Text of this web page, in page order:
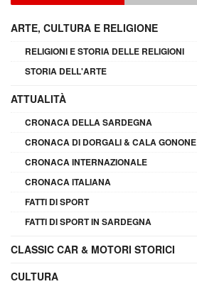
ARTE, CULTURA E RELIGIONE
RELIGIONI E STORIA DELLE RELIGIONI
STORIA DELL'ARTE
ATTUALITÀ
CRONACA DELLA SARDEGNA
CRONACA DI DORGALI & CALA GONONE
CRONACA INTERNAZIONALE
CRONACA ITALIANA
FATTI DI SPORT
FATTI DI SPORT IN SARDEGNA
CLASSIC CAR & MOTORI STORICI
CULTURA